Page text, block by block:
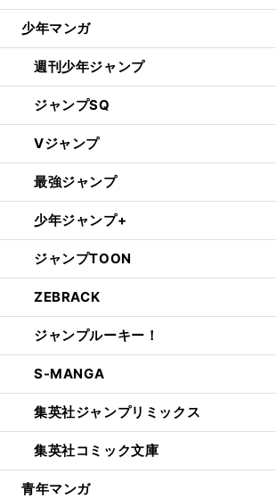
少年マンガ
週刊少年ジャンプ
ジャンプSQ
Vジャンプ
最強ジャンプ
少年ジャンプ+
ジャンプTOON
ZEBRACK
ジャンプルーキー！
S-MANGA
集英社ジャンプリミックス
集英社コミック文庫
青年マンガ